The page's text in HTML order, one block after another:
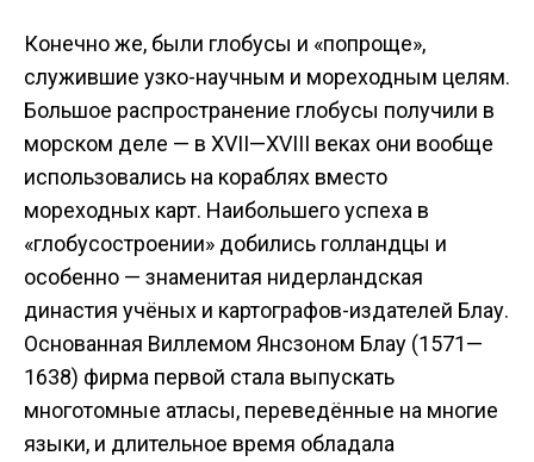
Конечно же, были глобусы и «попроще»,
служившие узко-научным и мореходным целям.
Большое распространение глобусы получили в
морском деле — в XVII—XVIII веках они вообще
использовались на кораблях вместо
мореходных карт. Наибольшего успеха в
«глобусостроении» добились голландцы и
особенно — знаменитая нидерландская
династия учёных и картографов-издателей Блау.
Основанная Виллемом Янсзоном Блау (1571—
1638) фирма первой стала выпускать
многотомные атласы, переведённые на многие
языки, и длительное время обладала